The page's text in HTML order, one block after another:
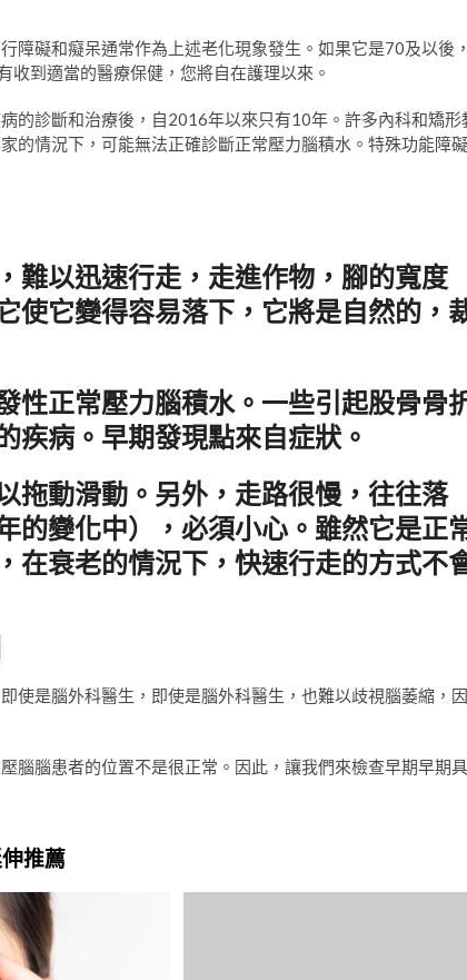
障礙和癡呆通常作為上述老化現象發生。如果它是70及以後，
收到適當的醫療保健，您將自在護理以來。
的診斷和治療後，自2016年以來只有10年。許多內科和矯形
的情況下，可能無法正確診斷正常壓力腦積水。特殊功能障礙
難以迅速行走，走進作物，腳的寬度
使它變得容易落下，它將是自然的，
性正常壓力腦積水。一些引起股骨骨
疾病。早期發現點來自症狀。
拖動滑動。另外，走路很慢，往往落
的變化中），必須小心。雖然它是正
在衰老的情況下，快速行走的方式不
使是腦外科醫生，即使是腦外科醫生，也難以歧視腦萎縮，因
腦腦患者的位置不是很正常。因此，讓我們來檢查早期早期具
推薦